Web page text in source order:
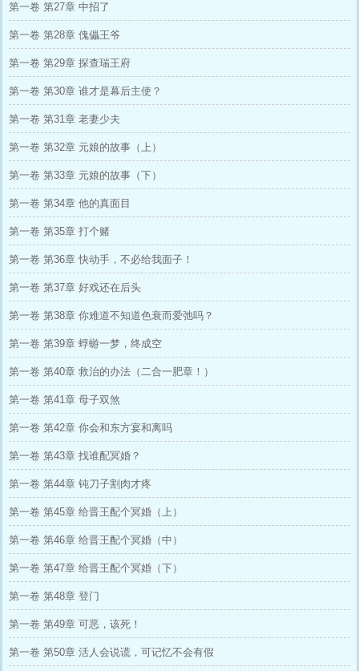
第一卷 第27章 中招了
第一卷 第28章 傀儡王爷
第一卷 第29章 探查瑞王府
第一卷 第30章 谁才是幕后主使？
第一卷 第31章 老妻少夫
第一卷 第32章 元娘的故事（上）
第一卷 第33章 元娘的故事（下）
第一卷 第34章 他的真面目
第一卷 第35章 打个赌
第一卷 第36章 快动手，不必给我面子！
第一卷 第37章 好戏还在后头
第一卷 第38章 你难道不知道色衰而爱弛吗？
第一卷 第39章 蜉蝣一梦，终成空
第一卷 第40章 救治的办法（二合一肥章！）
第一卷 第41章 母子双煞
第一卷 第42章 你会和东方宴和离吗
第一卷 第43章 找谁配冥婚？
第一卷 第44章 钝刀子割肉才疼
第一卷 第45章 给晋王配个冥婚（上）
第一卷 第46章 给晋王配个冥婚（中）
第一卷 第47章 给晋王配个冥婚（下）
第一卷 第48章 登门
第一卷 第49章 可恶，该死！
第一卷 第50章 活人会说谎，可记忆不会有假